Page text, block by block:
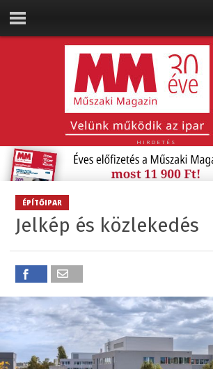
HIRDETÉS
ÉPÍTŐIPAR
Jelkép és közlekedés